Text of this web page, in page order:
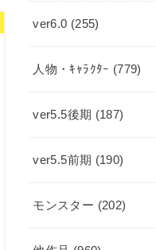
ver6.0 (255)
人物・ｷｬﾗｸﾀｰ (779)
ver5.5後期 (187)
ver5.5前期 (190)
モンスター (202)